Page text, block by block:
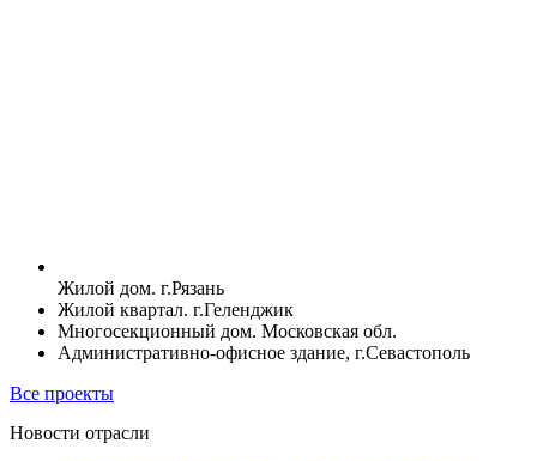
Жилой дом. г.Рязань
Жилой квартал. г.Геленджик
Многосекционный дом. Московская обл.
Административно-офисное здание, г.Севастополь
Все проекты
Новости отрасли